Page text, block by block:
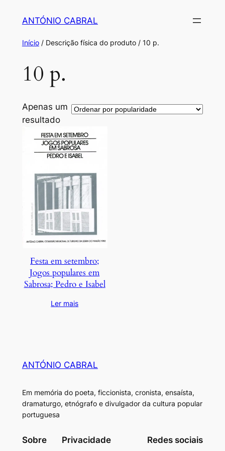
conteúdo
ANTÓNIO CABRAL
Início/ Descrição física do produto / 10 p.
10 p.
Apenas um
resultado
Festa em setembro;
Jogos populares em
Sabrosa; Pedro e Isabel
Ler mais
ANTÓNIO CABRAL
Em memória do poeta, ficcionista, cronista, ensaísta,
dramaturgo, etnógrafo e divulgador da cultura popular
portuguesa
Sobre Privacidade Redes sociais